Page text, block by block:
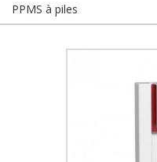
PPMS à piles